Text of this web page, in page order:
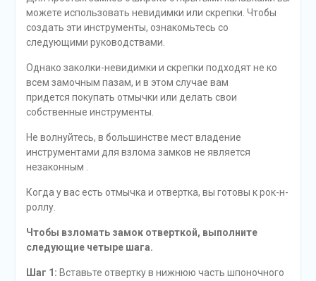
можете использовать невидимки или скрепки. Чтобы
создать эти инструменты, ознакомьтесь со
следующими руководствами.
Однако заколки-невидимки и скрепки подходят не ко
всем замочным пазам, и в этом случае вам
придется покупать отмычки или делать свои
собственные инструменты.
Не волнуйтесь, в большинстве мествладение
инструментами для взлома замков не является
незаконным .
Когда у вас есть отмычка и отвертка, вы готовы к рок-н-
роллу.
Чтобы взломать замок отверткой, выполните
следующие четыре шага.
Шаг 1: Вставьте отвертку в нижнюю часть шпоночного